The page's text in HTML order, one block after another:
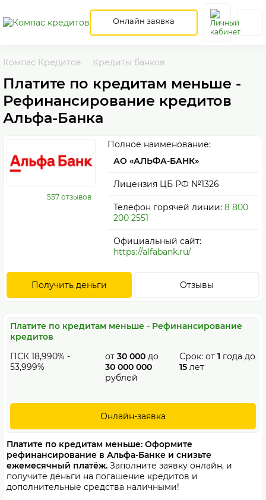
Онлайн заявка
Компас Кредитов Кредиты банков
Платите по кредитам меньше -
Рефинансирование кредитов
Альфа-Банка
557 отзывов
Полное наименование:
АО «АЛЬФА-БАНК»
Лицензия ЦБ РФ №1326
Телефон горячей линии: 8 800
200 2551
Официальный сайт:
https://alfabank.ru/
Получить деньги Отзывы
Платите по кредитам меньше - Рефинансирование
кредитов
ПСК 18,990% -
53,999%
от 30 000 до
30 000 000
рублей
Срок: от 1 года до
15лет
Онлайн-заявка
Платите по кредитам меньше: Оформите
рефинансирование в Альфа-Банке и снизьте
ежемесячный платёж. Заполните заявку онлайн, и
получите деньги на погашение кредитов и
дополнительные средства наличными!